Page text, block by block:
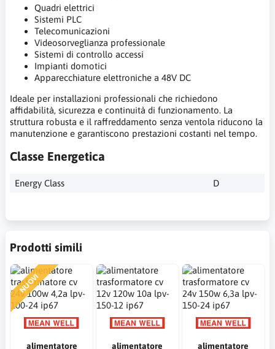
Quadri elettrici
Sistemi PLC
Telecomunicazioni
Videosorveglianza professionale
Sistemi di controllo accessi
Impianti domotici
Apparecchiature elettroniche a 48V DC
Ideale per installazioni professionali che richiedono
affidabilità, sicurezza e continuità di funzionamento. La
struttura robusta e il raffreddamento senza ventola riducono la
manutenzione e garantiscono prestazioni costanti nel tempo.
Classe Energetica
Energy Class D
Prodotti simili
NUOVI
alimentatore
alimentatore
alimentatore